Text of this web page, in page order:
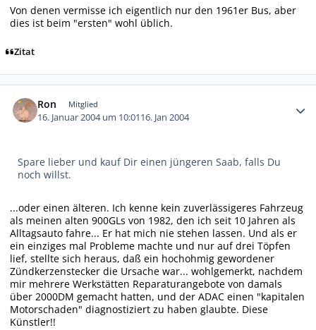
Von denen vermisse ich eigentlich nur den 1961er Bus, aber
dies ist beim "ersten" wohl üblich.
Zitat
Ron Mitglied
16. Januar 2004 um 10:0116. Jan 2004
Spare lieber und kauf Dir einen jüngeren Saab, falls Du
noch willst.
...oder einen älteren. Ich kenne kein zuverlässigeres Fahrzeug
als meinen alten 900GLs von 1982, den ich seit 10 Jahren als
Alltagsauto fahre... Er hat mich nie stehen lassen. Und als er
ein einziges mal Probleme machte und nur auf drei Töpfen
lief, stellte sich heraus, daß ein hochohmig gewordener
Zündkerzenstecker die Ursache war... wohlgemerkt, nachdem
mir mehrere Werkstätten Reparaturangebote von damals
über 2000DM gemacht hatten, und der ADAC einen "kapitalen
Motorschaden" diagnostiziert zu haben glaubte. Diese
Künstler!!